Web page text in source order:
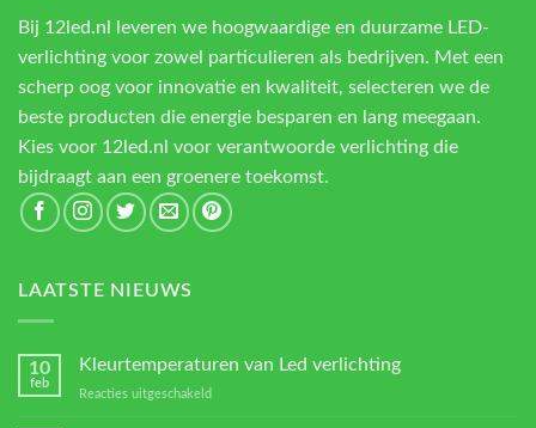
Bij 12led.nl leveren we hoogwaardige en duurzame LED-
verlichting voor zowel particulieren als bedrijven. Met een
scherp oog voor innovatie en kwaliteit, selecteren we de
beste producten die energie besparen en lang meegaan.
Kies voor 12led.nl voor verantwoorde verlichting die
bijdraagt aan een groenere toekomst.
LAATSTE NIEUWS
10
feb
Kleurtemperaturen van Led verlichting
Reacties uitgeschakeld